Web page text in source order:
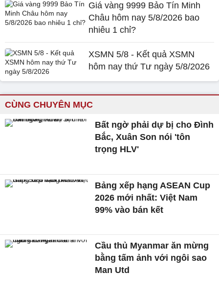
Giá vàng 9999 Bảo Tín Minh
Châu hôm nay 5/8/2026 bao
nhiêu 1 chỉ?
XSMN 5/8 - Kết quả XSMN
hôm nay thứ Tư ngày 5/8/2026
CÙNG CHUYÊN MỤC
Bất ngờ phải dự bị cho Đình
Bắc, Xuân Son nói 'tôn
trọng HLV'
Bảng xếp hạng ASEAN Cup
2026 mới nhất: Việt Nam
99% vào bán kết
Cầu thủ Myanmar ăn mừng
bằng tấm ảnh với ngôi sao
Man Utd